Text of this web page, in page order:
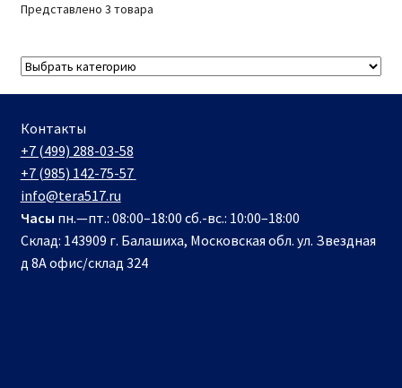
Представлено 3 товара
Контакты
+7 (499) 288-03-58
+7 (985) 142-75-57
info@tera517.ru
Часы пн.—пт.: 08:00–18:00 сб.-вс.: 10:00–18:00
Склад: 143909 г. Балашиха, Московская обл. ул. Звездная
д 8А офис/склад 324